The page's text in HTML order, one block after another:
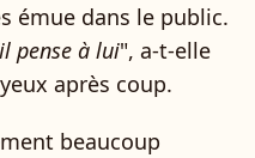
émue dans le public.
pense à lui", a-t-elle
après coup.
beaucoup